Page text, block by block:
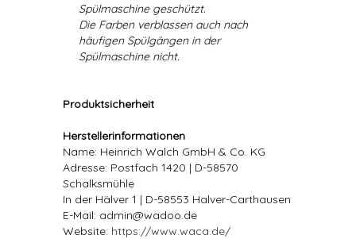
Spülmaschine geschützt.
Die Farben verblassen auch nach
häufigen Spülgängen in der
Spülmaschine nicht.
Produktsicherheit
Herstellerinformationen
Name: Heinrich Walch GmbH & Co. KG
Adresse: Postfach 1420 | D-58570
Schalksmühle
In der Hälver 1 | D-58553 Halver-Carthausen
E-Mail: admin@wadoo.de
Website: https://www.waca.de/